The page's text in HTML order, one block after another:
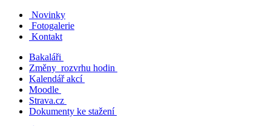
Novinky
Fotogalerie
Kontakt
Bakaláři
Změny rozvrhu hodin
Kalendář akcí
Moodle
Strava.cz
Dokumenty ke stažení